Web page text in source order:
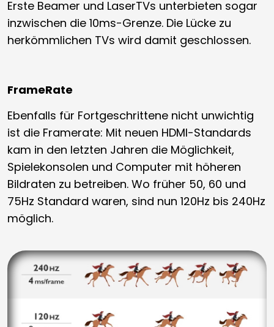
Erste Beamer und LaserTVs unterbieten sogar
inzwischen die 10ms-Grenze. Die Lücke zu
herkömmlichen TVs wird damit geschlossen.
FrameRate
Ebenfalls für Fortgeschrittene nicht unwichtig
ist die Framerate: Mit neuen HDMI-Standards
kam in den letzten Jahren die Möglichkeit,
Spielekonsolen und Computer mit höheren
Bildraten zu betreiben. Wo früher 50, 60 und
75Hz Standard waren, sind nun 120Hz bis 240Hz
möglich.